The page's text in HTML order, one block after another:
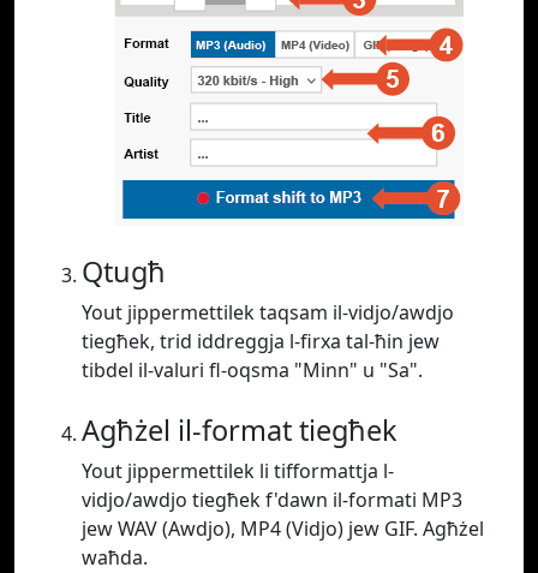
Qtugħ
Yout jippermettilek taqsam il-vidjo/awdjo
tiegħek, trid iddreggja l-firxa tal-ħin jew
tibdel il-valuri fl-oqsma "Minn" u "Sa".
Agħżel il-format tiegħek
Yout jippermettilek li tifformattja l-
vidjo/awdjo tiegħek f'dawn il-formati MP3
jew WAV (Awdjo), MP4 (Vidjo) jew GIF. Agħżel
waħda.